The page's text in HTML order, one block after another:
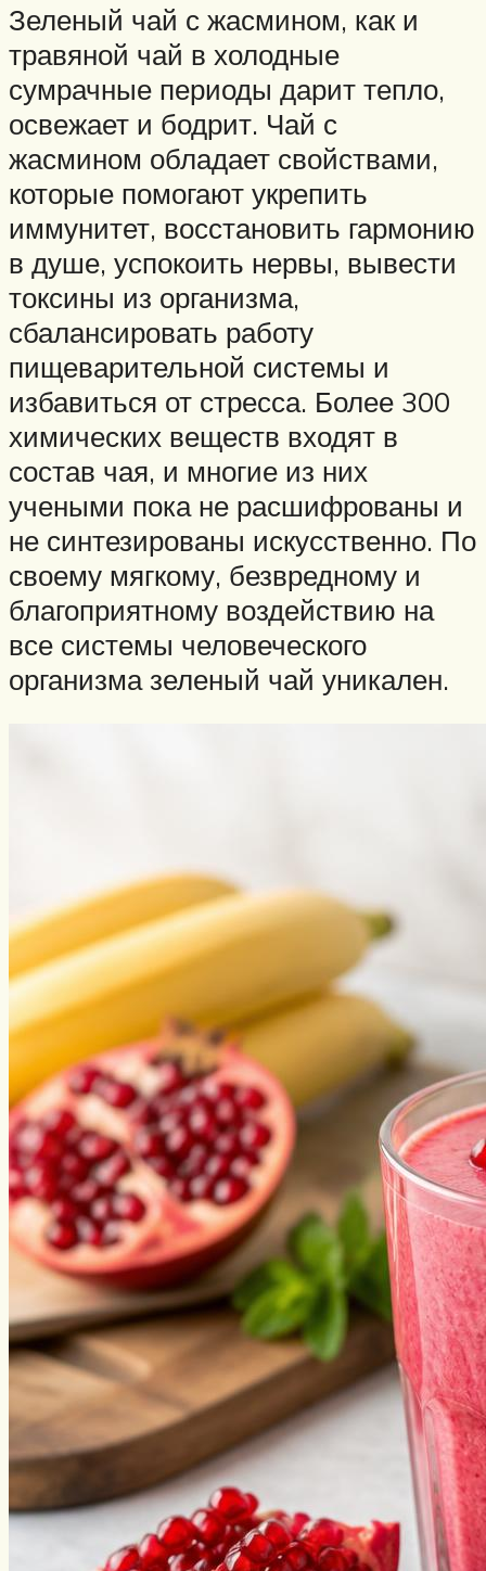
Зеленый чай с жасмином, как и
травяной чай в холодные
сумрачные периоды дарит тепло,
освежает и бодрит. Чай с
жасмином обладает свойствами,
которые помогают укрепить
иммунитет, восстановить гармонию
в душе, успокоить нервы, вывести
токсины из организма,
сбалансировать работу
пищеварительной системы и
избавиться от стресса. Более 300
химических веществ входят в
состав чая, и многие из них
учеными пока не расшифрованы и
не синтезированы искусственно. По
своему мягкому, безвредному и
благоприятному воздействию на
все системы человеческого
организма зеленый чай уникален.